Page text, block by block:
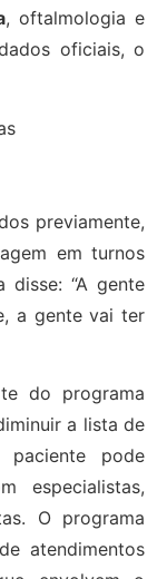
, oftalmologia e
oficiais, o
previamente,
em turnos
disse: “A gente
a gente vai ter
do programa
a lista de
paciente pode
especialistas,
O programa
atendimentos